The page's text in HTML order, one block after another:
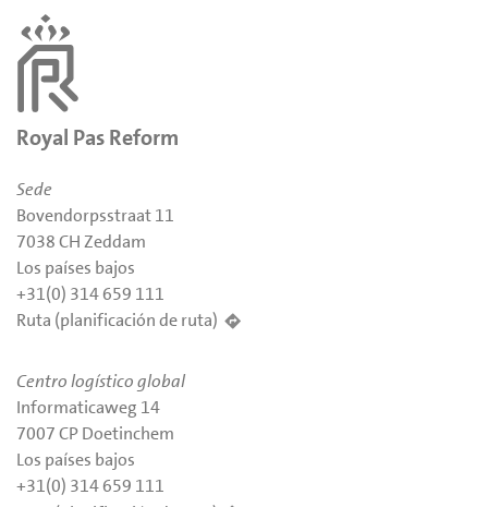
Royal Pas Reform
Sede
Bovendorpsstraat 11
7038 CH Zeddam
Los países bajos
+31(0) 314 659 111
Ruta (planificación de ruta)
Centro logístico global
Informaticaweg 14
7007 CP Doetinchem
Los países bajos
+31(0) 314 659 111